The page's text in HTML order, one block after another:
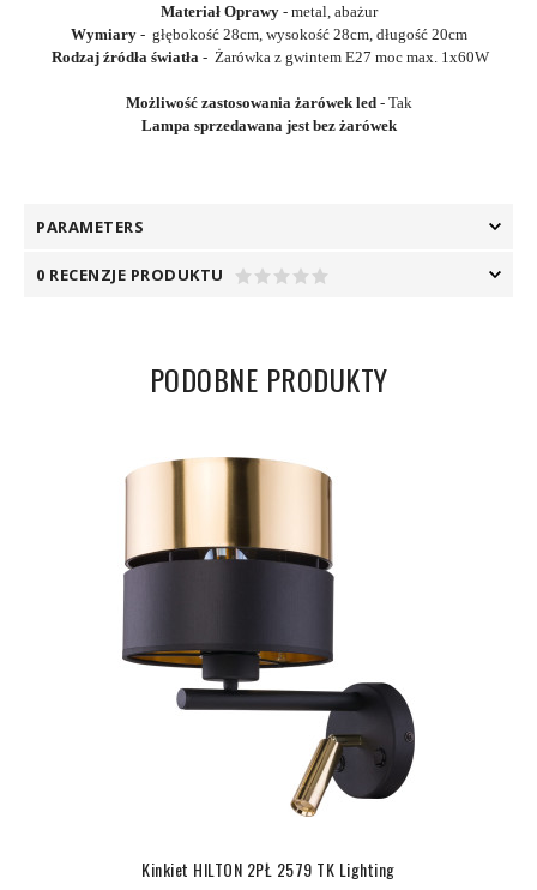
Materiał Oprawy- metal, abażur
Wymiary- głębokość 28cm, wysokość 28cm, długość 20cm
Rodzaj źródła światła - Żarówka z gwintem E27 moc max. 1x60W
Możliwość zastosowania żarówek led- Tak
Lampa sprzedawana jest bez żarówek
PARAMETERS
0 RECENZJE PRODUKTU
PODOBNE PRODUKTY
Kinkiet HILTON 2PŁ 2579 TK Lighting